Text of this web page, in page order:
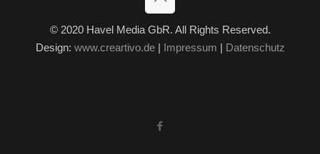
© 2020 Havel Media GbR. All Rights Reserved.
Design: www.creartivo.de| Impressum | Datenschutz